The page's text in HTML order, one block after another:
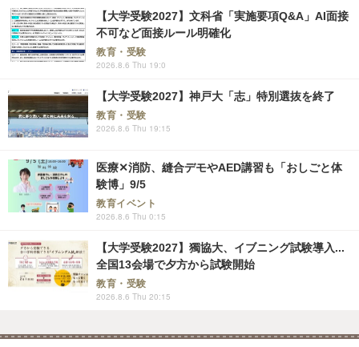
【大学受験2027】文科省「実施要項Q&A」AI面接
不可など面接ルール明確化
教育・受験
2026.8.6 Thu 19:0
【大学受験2027】神戸大「志」特別選抜を終了
教育・受験
2026.8.6 Thu 19:15
医療✕消防、縫合デモやAED講習も「おしごと体
験博」9/5
教育イベント
2026.8.6 Thu 0:15
【大学受験2027】獨協大、イブニング試験導入...
全国13会場で夕方から試験開始
教育・受験
2026.8.6 Thu 20:15